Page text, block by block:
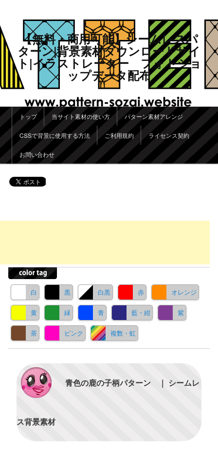
【無料・商用可能】シームレスパ
ターン|背景素材ダウンロードサイ
ト|イラストレーター フォトショ
ップデータ配布
メインメニュー
メインコンテンツへ移動
サブコンテンツへ移動
トップ 当サイト素材の使い方 パターン素材アレンジ
CSSで背景に使用する方法 ご利用規約 ライセンス契約
お問い合わせ
白 黒 白黒 赤 オレンジ
黄 緑 青 藍・紺 紫
茶 ピンク 複数・虹
青色の鹿の子柄パターン ｜ シームレ
ス背景素材